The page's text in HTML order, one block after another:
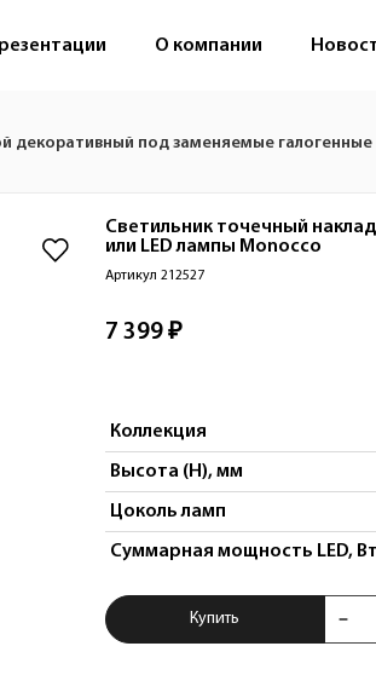
О компании
декоративный под заменяемые
Светильник точечный
или LED лампы Monocco
Артикул 212527
7 399 ₽
Коллекция
Высота (H), мм
Цоколь ламп
Суммарная мощность LED, Вт
КупитьКупить